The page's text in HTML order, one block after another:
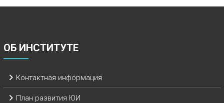
ОБ ИНСТИТУТЕ
Контактная информация
План развития ЮИ